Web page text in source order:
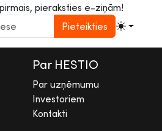
pieraksties e-ziņām!
Pieteikties
Par HESTIO
Par uzņēmumu
Investoriem
Kontakti